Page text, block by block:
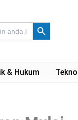
Search Button
& Hukum Tekno